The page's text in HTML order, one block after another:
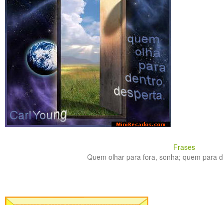
Frases
Quem olhar para fora, sonha; quem para